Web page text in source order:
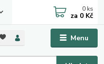
Menu
0 ks
za 0 Kč